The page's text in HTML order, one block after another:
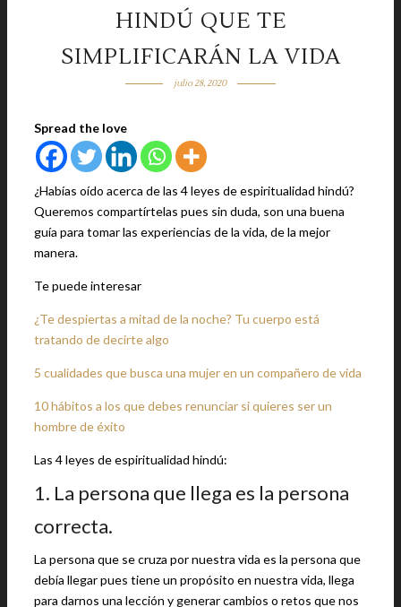
HINDÚ QUE TE
SIMPLIFICARÁN LA VIDA
julio 28, 2020
Spread the love
¿Habías oído acerca de las 4 leyes de espiritualidad hindú?
Queremos compartírtelas pues sin duda, son una buena
guía para tomar las experiencias de la vida, de la mejor
manera.
Te puede interesar
¿Te despiertas a mitad de la noche? Tu cuerpo está
tratando de decirte algo
5 cualidades que busca una mujer en un compañero de vida
10 hábitos a los que debes renunciar si quieres ser un
hombre de éxito
Las 4 leyes de espiritualidad hindú:
1. La persona que llega es la persona
correcta.
La persona que se cruza por nuestra vida es la persona que
debía llegar pues tiene un propósito en nuestra vida, llega
para darnos una lección y generar cambios o retos que nos